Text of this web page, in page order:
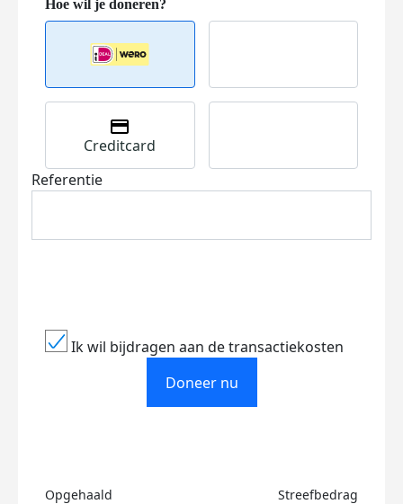
Creditcard
Referentie
Ik wil bijdragen aan de transactiekosten
Doneer nu
Opgehaald Streefbedrag